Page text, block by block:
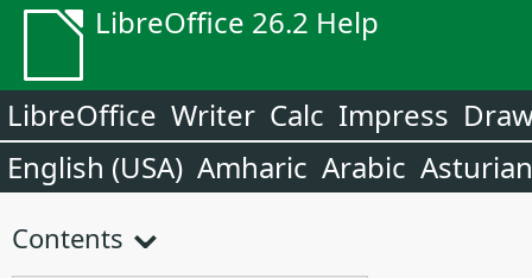
LibreOffice 26.2 Help
LibreOffice Writer Calc Impress
English (USA) Amharic Arabic Asturian
Contents